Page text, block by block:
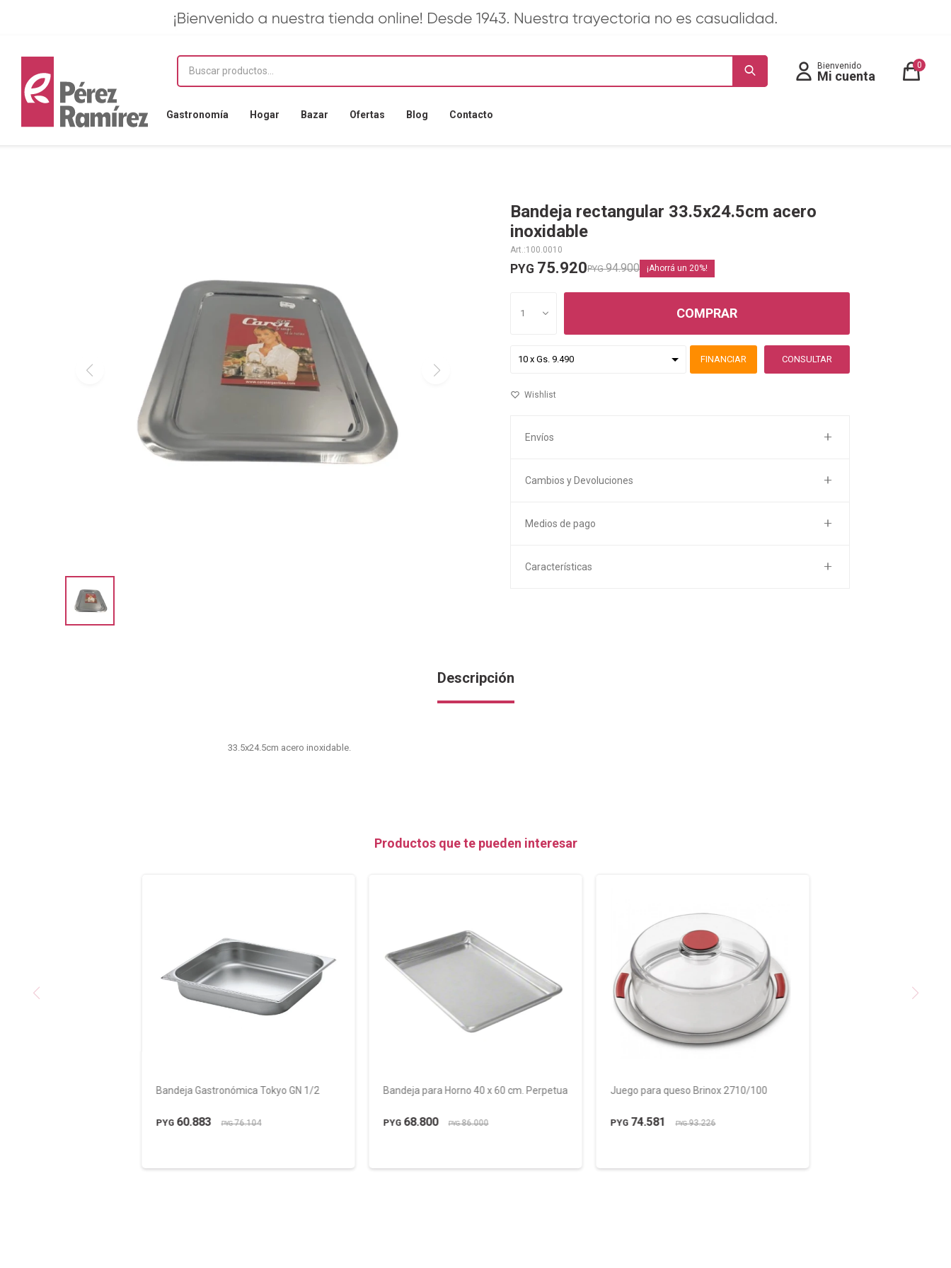
Gastronomía Hogar Bazar Ofertas Blog Contacto
0
Bandeja rectangular 33.5x24.5cm acero
inoxidable
100.0010
PYG 75.920PYG 94.900 20
1 COMPRAR
FINANCIAR CONSULTAR
Envíos
Cambios y Devoluciones
Medios de pago
Características
Descripción
33.5x24.5cm acero inoxidable.
Productos que te pueden interesar
Bandeja Gastronómica Tokyo GN 1/2
PYG 60.883 PYG76.104
Bandeja para Horno 40 x 60 cm. Perpetua
PYG 68.800 PYG86.000
Juego para queso Brinox 2710/100
PYG 74.581 PYG93.226